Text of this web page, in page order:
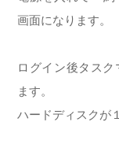
画面になります。
ログイン後タス
ます。
ハードディスクが